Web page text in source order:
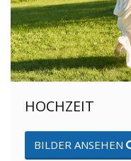
HOCHZEIT
BILDER ANSEHEN